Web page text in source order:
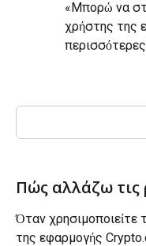
«Μπορώ να
χρήστης της
Πώς αλλάζω τις
Όταν χρησιμοποιείτε
της εφαρμογής